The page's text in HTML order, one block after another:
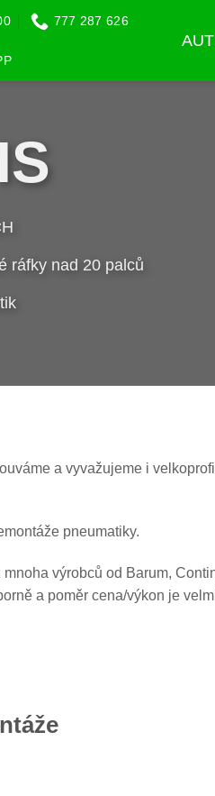
777 287 626
ráfky nad 20 palců
a vyvažujeme i
pneumatiky.
výrobců od Barum,
a poměr cena/výkon je